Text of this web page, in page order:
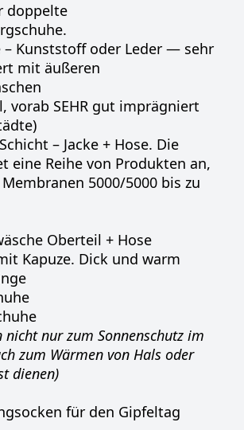
doppelte
– Kunststoff oder Leder — sehr
mit äußeren
vorab SEHR gut imprägniert
– Jacke + Hose. Die
eine Reihe von Produkten an,
5000/5000 bis zu
Oberteil + Hose
Kapuze. Dick und warm
nicht nur zum Sonnenschutz im
zum Wärmen von Hals oder
dienen)
für den Gipfeltag